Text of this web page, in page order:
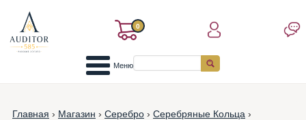
0
Меню
Главная › Магазин › Серебро › Серебряные Кольца ›